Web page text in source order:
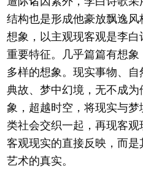
结构也是形成他豪放飘逸
想象，以主观现客观是李
重要特征。几乎篇篇有想
多样的想象。现实事物、
典故、梦中幻境，无不成
象，超越时空，将现实与
类社会交织一起，再现客
客观现实的直接反映，而是
艺术的真实。